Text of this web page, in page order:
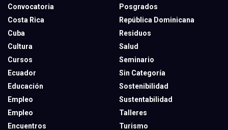
Convocatoria
Costa Rica
Cuba
Cultura
Cursos
Ecuador
Educación
Empleo
Empleo
Encuentros
Posgrados
República Dominicana
Residuos
Salud
Seminario
Sin Categoría
Sostenibilidad
Sustentabilidad
Talleres
Turismo